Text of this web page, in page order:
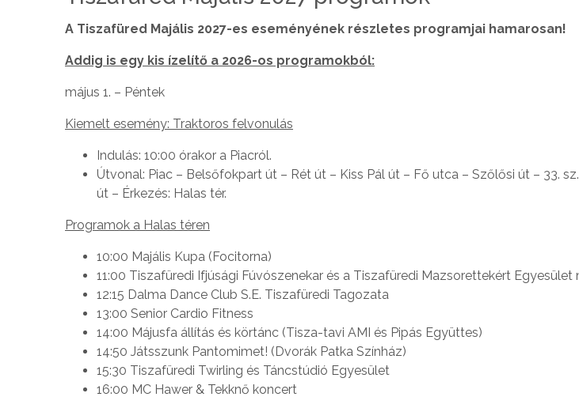
A Tiszafüred Majális 2027-es eseményének részletes programjai hamarosan!
Addig is egy kis ízelítő a 2026-os programokból:
május 1. – Péntek
Kiemelt esemény: Traktoros felvonulás
Indulás: 10:00 órakor a Piacról.
Útvonal: Piac – Belsőfokpart út – Rét út – Kiss Pál út – Fő utca – Szőlősi út – 33.
út – Érkezés: Halas tér.
Programok a Halas téren
10:00 Majális Kupa (Focitorna)
11:00 Tiszafüredi Ifjúsági Fúvószenekar és a Tiszafüredi Mazsorettekért Egyesület
12:15 Dalma Dance Club S.E. Tiszafüredi Tagozata
13:00 Senior Cardio Fitness
14:00 Májusfa állítás és körtánc (Tisza-tavi AMI és Pipás Együttes)
14:50 Játsszunk Pantomimet! (Dvorák Patka Színház)
15:30 Tiszafüredi Twirling és Táncstúdió Egyesület
16:00 MC Hawer & Tekknő koncert